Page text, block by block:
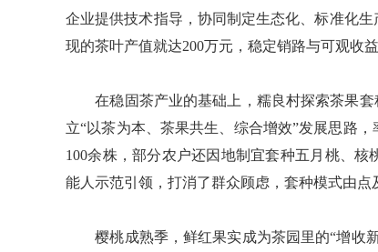
企业提供技术指导，协同制定生态化、标准化
现的茶叶产值就达200万元，稳定销路与可观收
在稳固茶产业的基础上，糯良村探索茶果套
立“以茶为本、茶果共生、综合增效”发展思路
100余株，部分农户还因地制宜套种五月桃、
能人示范引领，打消了群众顾虑，套种模式由点
樱桃成熟季，鲜红果实成为茶园里的“增收新